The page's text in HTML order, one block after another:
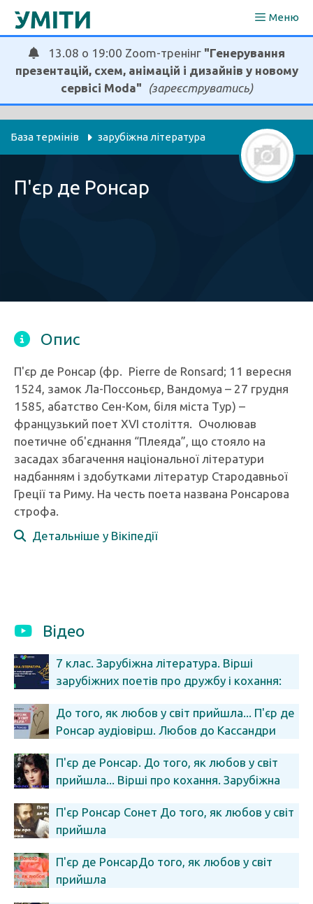
Перейти
Меню
13.08 о 19:00 Zoom-тренінг "Генерування
презентацій, схем, анімацій і дизайнів у новому
сервісі Moda"
(зареєструватись)
База термінів зарубіжна література
П'єр де Ронсар
Опис
П'єр де Ронсар (фр. Pierre de Ronsard; 11 вересня
1524, замок Ла-Поссоньєр, Вандомуа – 27 грудня
1585, абатство Сен-Ком, біля міста Тур) –
французький поет XVI століття. Очолював
поетичне об'єднання “Плеяда”, що стояло на
засадах збагачення національної літератури
надбанням і здобутками літератур Стародавньої
Греції та Риму. На честь поета названа Ронсарова
строфа.
Детальніше у Вікіпедії
Відео
7 клас. Зарубіжна література. Вірші
зарубіжних поетів про дружбу і кохання:
До того, як любов у світ прийшла... П'єр де
Ронсар аудіовірш. Любов до Кассандри
П'єр де Ронсар. До того, як любов у світ
прийшла... Вірші про кохання. Зарубіжна
П'єр Ронсар Сонет До того, як любов у світ
прийшла
П'єр де РонсарДо того, як любов у світ
прийшла